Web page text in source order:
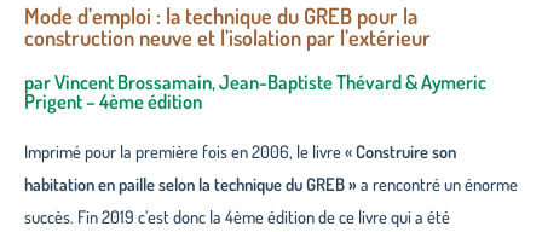
Mode d’emploi : la technique du GREB pour la
construction neuve et l’isolation par l’extérieur
par Vincent Brossamain, Jean-Baptiste Thévard & Aymeric
Prigent – 4ème édition
Imprimé pour la première fois en 2006, le livre «Construire son
habitation en paille selon la technique du GREB »a rencontré un énorme
succès. Fin 2019 c’est donc la 4ème édition de ce livre qui a été